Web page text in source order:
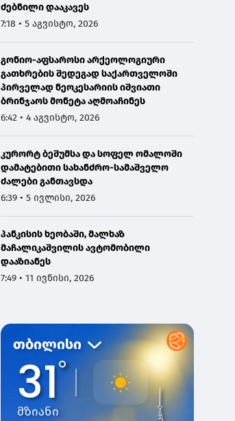
ძებნილი დააკავეს
7:18 • 5 აგვისტო, 2026
გონიო-აფსაროსი არქეოლოგიური
გათხრების შედეგად საქართველოში
პირველად ნეოკესარიის იშვიათი
ბრინჯაოს მონეტა აღმოაჩინეს
6:42 • 4 აგვისტო, 2026
კურორტ ბეშუმსა და სოფელ ომალოში
დამატებითი სახანძრო-სამაშველო
ძალები განთავსდა
6:39 • 5 ივლისი, 2026
პანკისის ხეობაში, მალხაზ
მაჩალიკაშვილის ავტომობილი
დააზიანეს
7:49 • 11 ივნისი, 2026